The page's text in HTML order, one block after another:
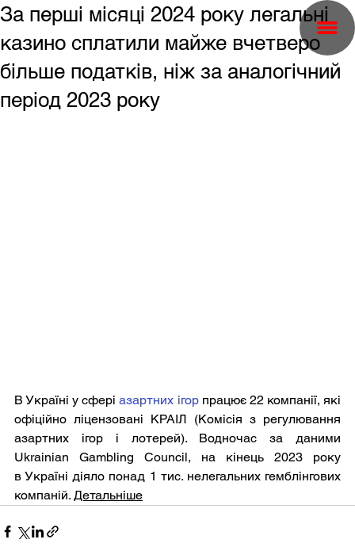
За перші місяці 2024 року легальні
казино сплатили майже вчетверо
більше податків, ніж за аналогічний
період 2023 року
В Україні у сфері азартних ігор працює 22 компанії, які
офіційно ліцензовані КРАІЛ (Комісія з регулювання
азартних ігор і лотерей). Водночас за даними
Ukrainian Gambling Council, на кінець 2023 року
в Україні діяло понад 1 тис. нелегальних гемблінгових
компаній. Детальніше